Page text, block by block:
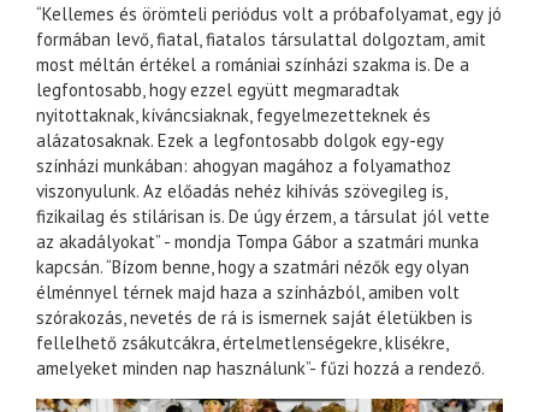
“Kellemes és örömteli periódus volt a próbafolyamat, egy jó
formában levő, fiatal, fiatalos társulattal dolgoztam, amit
most méltán értékel a romániai színházi szakma is. De a
legfontosabb, hogy ezzel együtt megmaradtak
nyitottaknak, kíváncsiaknak, fegyelmezetteknek és
alázatosaknak. Ezek a legfontosabb dolgok egy-egy
színházi munkában: ahogyan magához a folyamathoz
viszonyulunk. Az előadás nehéz kihívás szövegileg is,
fizikailag és stilárisan is. De úgy érzem, a társulat jól vette
az akadályokat” - mondja Tompa Gábor a szatmári munka
kapcsán. “Bízom benne, hogy a szatmári nézők egy olyan
élménnyel térnek majd haza a színházból, amiben volt
szórakozás, nevetés de rá is ismernek saját életükben is
fellelhető zsákutcákra, értelmetlenségekre, klisékre,
amelyeket minden nap használunk”- fűzi hozzá a rendező.